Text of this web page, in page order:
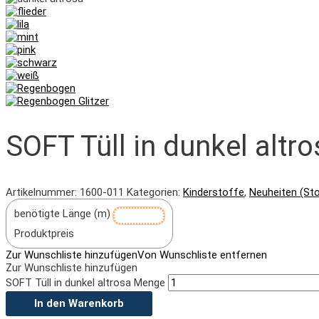
SOFT Tüll in dunkel
Artikelnummer: 1600-011 Kategorien: Kinderstoffe, Neuheiten
benötigte Länge (m)
Produktpreis
Zur Wunschliste hinzufügenVon Wunschliste entfernen
Zur Wunschliste hinzufügen
SOFT Tüll in dunkel altrosa Menge
In den Warenkorb